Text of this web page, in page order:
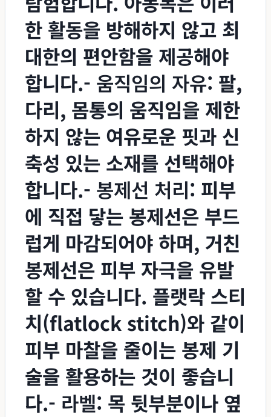
한 활동을 방해하지 않고 최
대한의 편안함을 제공해야
합니다.- 움직임의 자유: 팔,
다리, 몸통의 움직임을 제한
하지 않는 여유로운 핏과 신
축성 있는 소재를 선택해야
합니다.- 봉제선 처리: 피부
에 직접 닿는 봉제선은 부드
럽게 마감되어야 하며, 거친
봉제선은 피부 자극을 유발
할 수 있습니다. 플랫락 스티
치(flatlock stitch)와 같이
피부 마찰을 줄이는 봉제 기
술을 활용하는 것이 좋습니
다.- 라벨: 목 뒷부분이나 옆